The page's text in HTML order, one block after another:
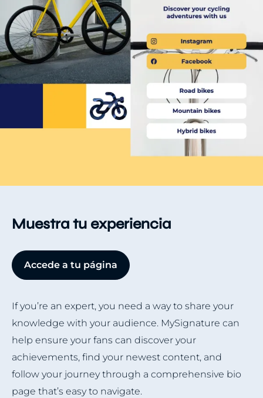
Muestra tu experiencia
Accede a tu página
If you’re an expert, you need a way to share your
knowledge with your audience. MySignature can
help ensure your fans can discover your
achievements, find your newest content, and
follow your journey through a comprehensive bio
page that’s easy to navigate.